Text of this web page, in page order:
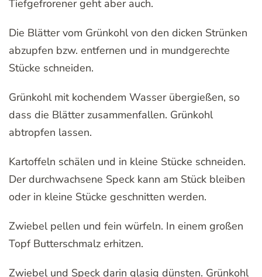
Tiefgefrorener geht aber auch.
Die Blätter vom Grünkohl von den dicken Strünken
abzupfen bzw. entfernen und in mundgerechte
Stücke schneiden.
Grünkohl mit kochendem Wasser übergießen, so
dass die Blätter zusammenfallen. Grünkohl
abtropfen lassen.
Kartoffeln schälen und in kleine Stücke schneiden.
Der durchwachsene Speck kann am Stück bleiben
oder in kleine Stücke geschnitten werden.
Zwiebel pellen und fein würfeln. In einem großen
Topf Butterschmalz erhitzen.
Zwiebel und Speck darin glasig dünsten. Grünkohl